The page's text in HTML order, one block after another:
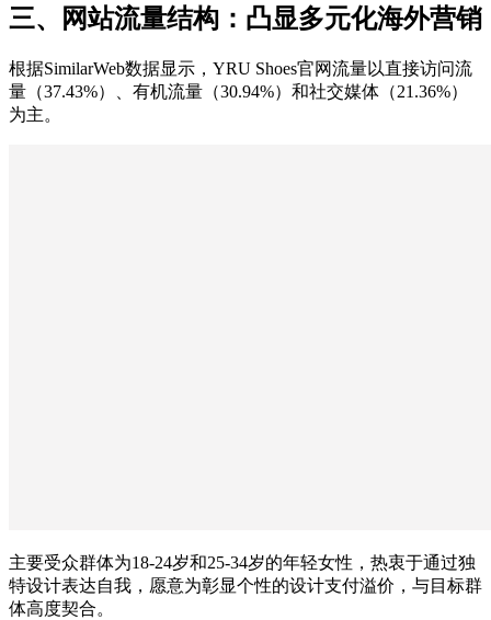
三、网站流量结构：凸显多元化海外营销
根据SimilarWeb数据显示，YRU Shoes官网流量以直接访问流
量（37.43%）、有机流量（30.94%）和社交媒体（21.36%）
为主。
主要受众群体为18-24岁和25-34岁的年轻女性，热衷于通过独
特设计表达自我，愿意为彰显个性的设计支付溢价，与目标群
体高度契合。